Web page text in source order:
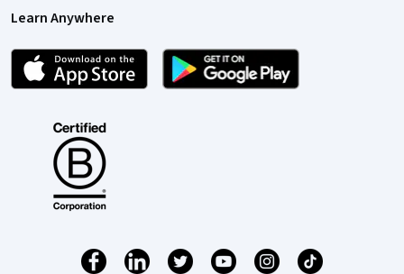
Learn Anywhere